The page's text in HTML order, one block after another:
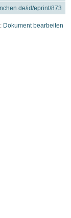
id/eprint/873
Dokument bearbeiten